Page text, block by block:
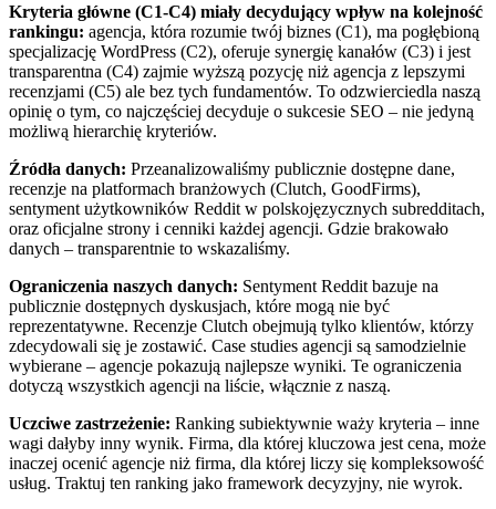
Kryteria główne (C1-C4) miały decydujący wpływ na kolejność
rankingu: agencja, która rozumie twój biznes (C1), ma pogłębioną
specjalizację WordPress (C2), oferuje synergię kanałów (C3) i jest
transparentna (C4) zajmie wyższą pozycję niż agencja z lepszymi
recenzjami (C5) ale bez tych fundamentów. To odzwierciedla naszą
opinię o tym, co najczęściej decyduje o sukcesie SEO – nie jedyną
możliwą hierarchię kryteriów.
Źródła danych: Przeanalizowaliśmy publicznie dostępne dane,
recenzje na platformach branżowych (Clutch, GoodFirms),
sentyment użytkowników Reddit w polskojęzycznych subredditach,
oraz oficjalne strony i cenniki każdej agencji. Gdzie brakowało
danych – transparentnie to wskazaliśmy.
Ograniczenia naszych danych: Sentyment Reddit bazuje na
publicznie dostępnych dyskusjach, które mogą nie być
reprezentatywne. Recenzje Clutch obejmują tylko klientów, którzy
zdecydowali się je zostawić. Case studies agencji są samodzielnie
wybierane – agencje pokazują najlepsze wyniki. Te ograniczenia
dotyczą wszystkich agencji na liście, włącznie z naszą.
Uczciwe zastrzeżenie: Ranking subiektywnie waży kryteria – inne
wagi dałyby inny wynik. Firma, dla której kluczowa jest cena, może
inaczej ocenić agencje niż firma, dla której liczy się kompleksowość
usług. Traktuj ten ranking jako framework decyzyjny, nie wyrok.